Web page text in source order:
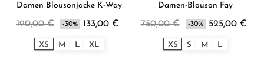
Damen Blousonjacke K-Way
190,00 € -30% 133,00 €
XS M L XL
Damen-Blouson Fay
750,00 € -30% 525,00 €
XS S M L